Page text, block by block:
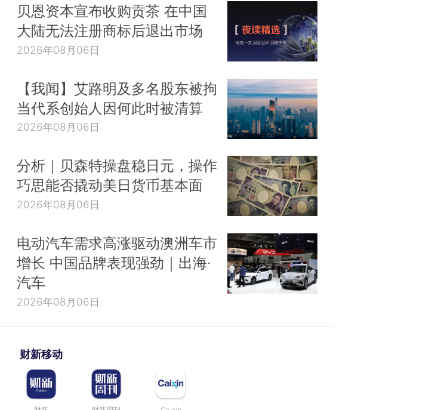
贝恩资本宣布收购贡茶 在中国
大陆无法注册商标后退出市场
2026年08月06日
【我闻】艾路明及多名股东被拘
当代系创始人因何此时被清算
2026年08月06日
分析｜贝森特操盘稳日元，操作
巧思能否撬动美日货币基本面
2026年08月06日
电动汽车需求高涨驱动澳洲车市
增长 中国品牌表现强劲｜出海·
汽车
2026年08月06日
财新移动